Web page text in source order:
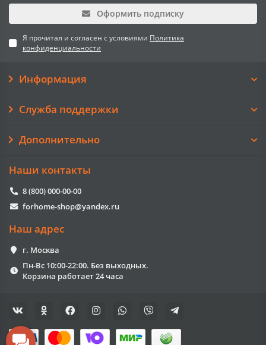
Оформить подписку
Я прочитал и согласен с условиями Политика
конфиденциальности
Информация
Служба поддержки
Дополнительно
Наши контакты
8 (800) 000-00-00
forhome-shop@yandex.ru
Наш адрес
г. Москва
Пн-Вс 10:00-22:00. Без выходных.
Корзина работает 24 часа